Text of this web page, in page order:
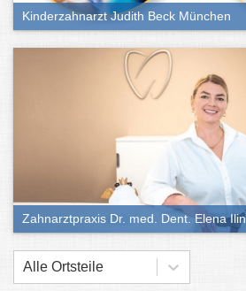
Kinderzahnarzt Judith Beck München
Zahnarztpraxis Dr. med. Dent. Elena Ilin
Alle Ortsteile